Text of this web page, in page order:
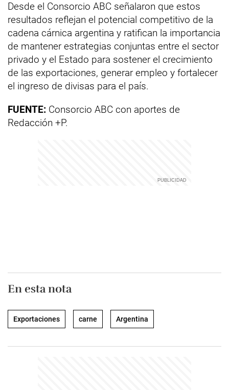
Desde el Consorcio ABC señalaron que estos
resultados reflejan el potencial competitivo de la
cadena cárnica argentina y ratifican la importancia
de mantener estrategias conjuntas entre el sector
privado y el Estado para sostener el crecimiento
de las exportaciones, generar empleo y fortalecer
el ingreso de divisas para el país.
FUENTE: Consorcio ABC con aportes de
Redacción +P.
En esta nota
Exportaciones carne Argentina